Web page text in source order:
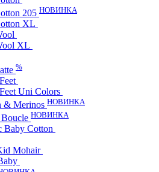
205 НОВИНКА
XL
XL
%
Uni Colors
& Merinos НОВИНКА
НОВИНКА
Baby Cotton
Mohair